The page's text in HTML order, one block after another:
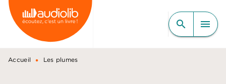
MENU RECHERCHE
CONTENU
PIED DE PAGE
search menu
Accueil • Les plumes